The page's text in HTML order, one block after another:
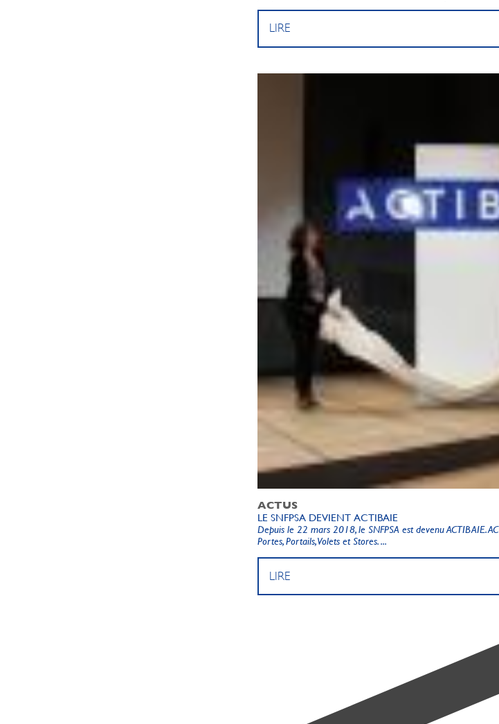
LIRE
ACTUS
LE SNFPSA DEVIENT ACTIBAIE
Depuis le 22 mars 2018, le SNFPSA est devenu ACTIBAIE.
Portes, Portails, Volets et Stores. ...
LIRE